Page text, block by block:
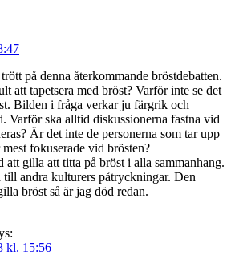
på denna återkommande bröstdebatten.
att tapetsera med bröst? Varför inte se det
Bilden i fråga verkar ju färgrik och
Varför ska alltid diskussionerna fastna vid
Är det inte de personerna som tar upp
fokuserade vid brösten?
att gilla att titta på bröst i alla sammanhang.
till andra kulturers påtryckningar. Den
bröst så är jag död redan.
kl. 15:56